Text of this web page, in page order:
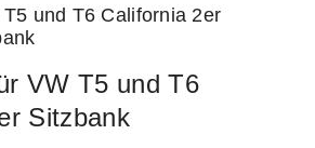
VW T5 und T6
Sitzbank